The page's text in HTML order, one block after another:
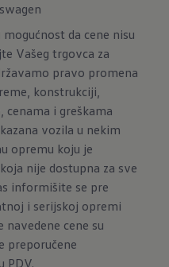
da cene nisu
Vašeg trgovca za
pravo promena
konstrukciji,
i greškama
vozila u nekim
opremu koju je
nije dostupna za sve
informišite se pre
i serijskoj opremi
navedene cene su
preporučene
PDV.